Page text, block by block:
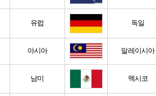
유럽 독일
아시아 말레이시아
남미 멕시코